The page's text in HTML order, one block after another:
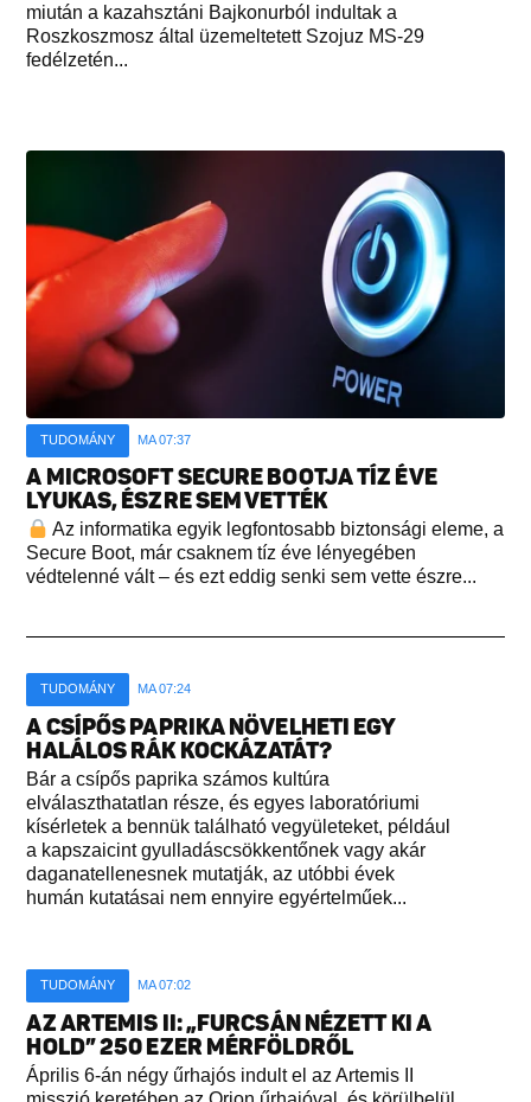
miután a kazahsztáni Bajkonurból indultak a
Roszkoszmosz által üzemeltetett Szojuz MS-29
fedélzetén...
TUDOMÁNY MA 07:37
A MICROSOFT SECURE BOOTJA TÍZ ÉVE
LYUKAS, ÉSZRE SEM VETTÉK
Az informatika egyik legfontosabb biztonsági eleme, a
Secure Boot, már csaknem tíz éve lényegében
védtelenné vált – és ezt eddig senki sem vette észre...
TUDOMÁNY MA 07:24
A CSÍPŐS PAPRIKA NÖVELHETI EGY
HALÁLOS RÁK KOCKÁZATÁT?
Bár a csípős paprika számos kultúra
elválaszthatatlan része, és egyes laboratóriumi
kísérletek a bennük található vegyületeket, például
a kapszaicint gyulladáscsökkentőnek vagy akár
daganatellenesnek mutatják, az utóbbi évek
humán kutatásai nem ennyire egyértelműek...
TUDOMÁNY MA 07:02
AZ ARTEMIS II: „FURCSÁN NÉZETT KI A
HOLD” 250 EZER MÉRFÖLDRŐL
Április 6-án négy űrhajós indult el az Artemis II